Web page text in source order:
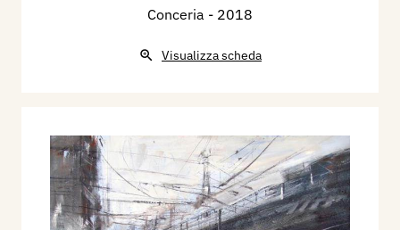
Conceria - 2018
Visualizza scheda